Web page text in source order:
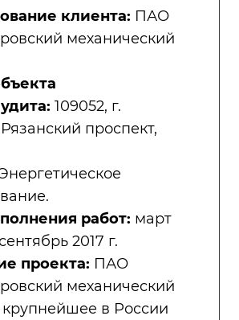
клиента: ПАО
механический
109052, г.
проспект,
работ: март
2017 г.
проекта: ПАО
механический
крупнейшее в России